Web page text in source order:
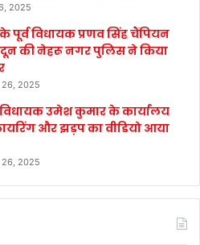
2025
पूर्व विधायक प्रणव सिंह चैंपियन
की नेहरू नगर पुलिस ने किया
26, 2025
उमेश कुमार के कार्यालय
और झड़प का वीडियो आया
26, 2025